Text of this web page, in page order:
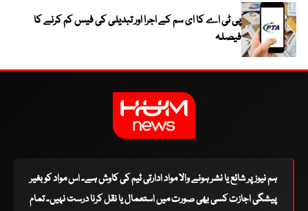
پی ٹی اے کا ای سم کے اجرا اور تبدیلی کی فیس کم کرنے کا
فیصلہ
ہم نیوز پر شائع یا نشر ہونے والا مواد ادارتی ٹیم کی کاوش ہے۔ اس مواد کو بغیر
پیشگی اجازت کسی بھی صورت میں استعمال یا نقل کرنا درست نہیں۔ تمام